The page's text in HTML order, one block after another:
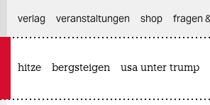
verlag
veranstaltungen shop fragen
hitze bergsteigen usa unter trump